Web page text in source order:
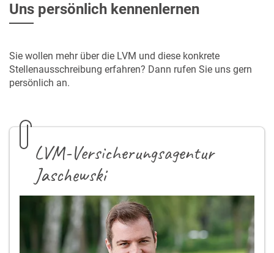
Uns persönlich kennenlernen
Sie wollen mehr über die LVM und diese konkrete
Stellenausschreibung erfahren? Dann rufen Sie uns gern
persönlich an.
LVM-Versicherungsagentur
Jaschewski